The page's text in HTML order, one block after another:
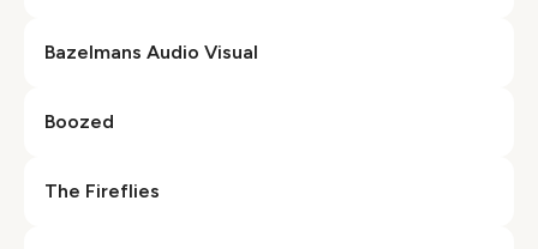
Bazelmans Audio Visual
Boozed
The Fireflies